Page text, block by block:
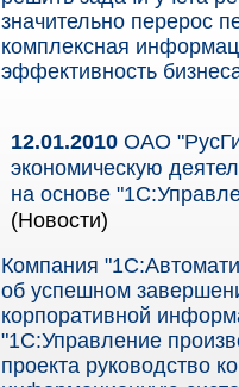
значительно перерос
комплексная
эффективность
12.01.2010 ОАО
экономическую
на основе
(Новости)
Компания
об успешном
корпоративной
"1С:Управление
проекта руководство